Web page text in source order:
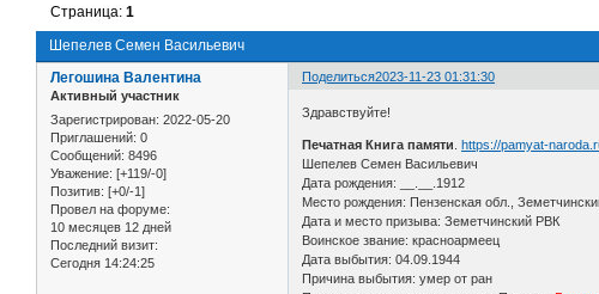
Шепелев Семен Васильевич
Страница:1
Поделиться2023-11-23 01:31:30
Легошина Валентина
Активный участник
Зарегистрирован: 2022-05-20
Приглашений: 0
Сообщений: 8496
Уважение: [+119/-0]
Позитив: [+0/-1]
Провел на форуме:
10 месяцев 12 дней
Последний визит:
Сегодня 14:24:25
Здравствуйте!
Печатная Книга памяти .https://pamyat-
Шепелев Семен Васильевич
Дата рождения: __.__.1912
Место рождения: Пензенская обл.,
Дата и место призыва: Земетчинский РВК
Воинское звание: красноармеец
Дата выбытия: 04.09.1944
Причина выбытия: умер от ран